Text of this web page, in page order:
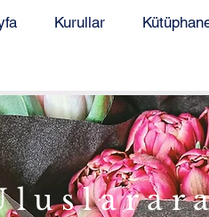
Kurullar